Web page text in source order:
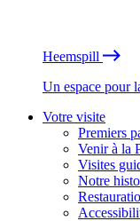
Heemspill
Un espace pour
Votre visite
Premiers
Venir à la
Visites
Notre